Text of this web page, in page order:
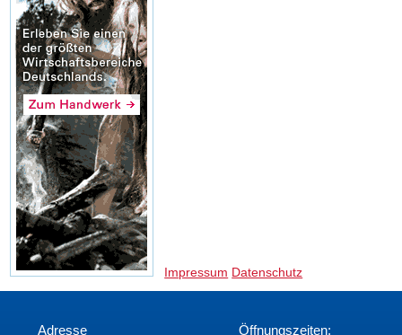
Impressum Datenschutz
Adresse Öffnungszeiten: